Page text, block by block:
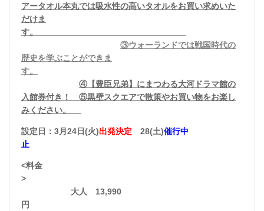
アータオル本丸では吸水性の高いタオルをお買い求めいた
だけま
す。
③ウォーランドでは戦国時代の
歴史を学ぶことができま
す。
④【豊臣兄弟】にまつわる大河ドラマ館の
入館券付き！ ⑤黒壁スクエアで散策やお買い物をお楽し
みください。
設定日：3月24日(火)出発決定 28(土)催行中
止
<料金
>
大人 13,990
円